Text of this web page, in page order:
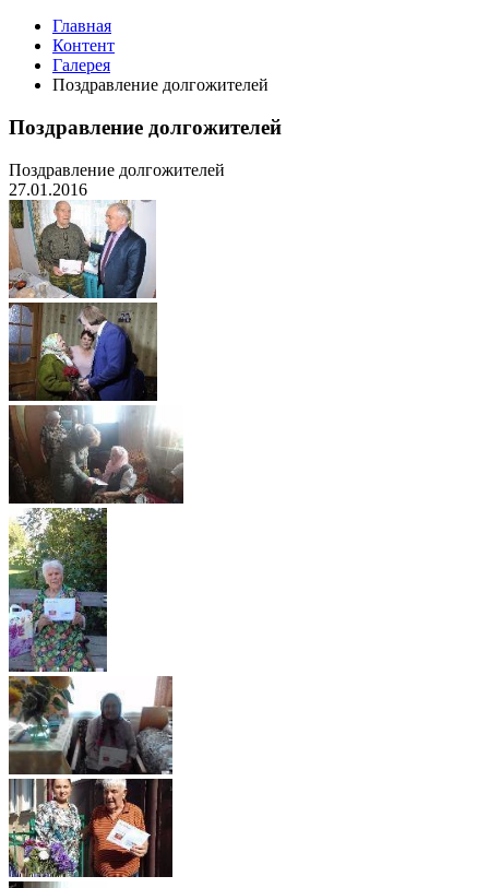
Главная
Контент
Галерея
Поздравление долгожителей
Поздравление долгожителей
Поздравление долгожителей
27.01.2016